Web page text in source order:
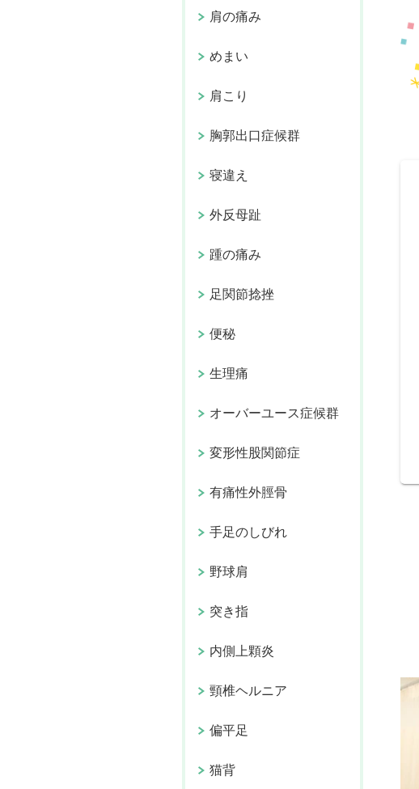
肩の痛み
めまい
肩こり
胸郭出口症候群
寝違え
外反母趾
踵の痛み
足関節捻挫
便秘
生理痛
オーバーユース症候群
変形性股関節症
有痛性外脛骨
手足のしびれ
野球肩
突き指
内側上顆炎
頸椎ヘルニア
偏平足
猫背